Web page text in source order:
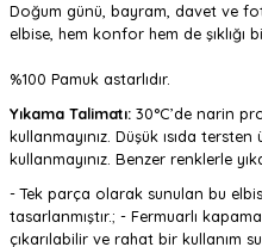
Doğum günü, bayram, davet ve
elbise, hem konfor hem de şıklığı
%100 Pamuk astarlıdır.
Yıkama Talimatı: 30°C’de narin
kullanmayınız. Düşük ısıda
kullanmayınız. Benzer renklerle
- Tek parça olarak sunulan bu
tasarlanmıştır.; - Fermuarlı
çıkarılabilir ve rahat bir kullanım